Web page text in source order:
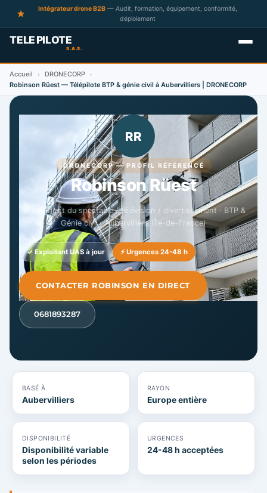
Intégrateur drone B2B — Audit, formation, équipement, conformité,
déploiement
Accueil › DRONECORP ›
Robinson Rüest — Télépilote BTP & génie civil à Aubervilliers | DRONECORP
RR
DRONECORP — PROFIL RÉFÉRENCÉ
Robinson Rüest
intermittent du spectacle / télévision / divertissement · BTP &
Génie civil · Aubervilliers (Île-de-France)
✓ Exploitant UAS à jour ⚡ Urgences 24-48 h
CONTACTER ROBINSON EN DIRECT
0681893287
BASÉ À
Aubervilliers
RAYON
Europe entière
DISPONIBILITÉ
Disponibilité variable
selon les périodes
URGENCES
24-48 h acceptées